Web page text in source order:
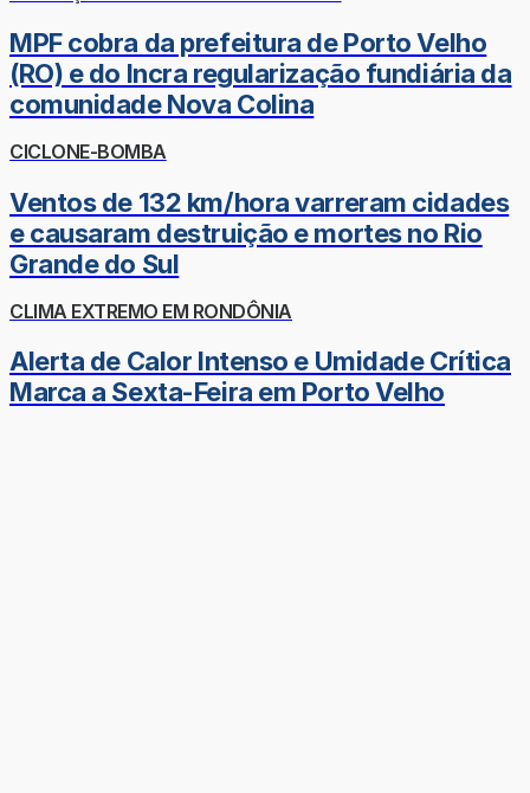
MPF cobra da prefeitura de Porto Velho
(RO) e do Incra regularização fundiária da
comunidade Nova Colina
CICLONE-BOMBA
Ventos de 132 km/hora varreram cidades
e causaram destruição e mortes no Rio
Grande do Sul
CLIMA EXTREMO EM RONDÔNIA
Alerta de Calor Intenso e Umidade Crítica
Marca a Sexta-Feira em Porto Velho